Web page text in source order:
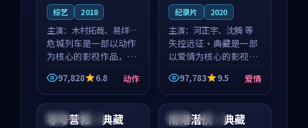
综艺 2018
主演： 木村拓哉、易烊千
玺 等
危城列车是一部以动作
为核心的影视作品，围
绕危机、反转与人物成
长展开，整体节奏紧
凑，值得推荐观看。
97,828 6.8 动作
纪录片 2020
主演： 河正宇、沈腾 等
失控远征·典藏是一部
以爱情为核心的影视作
品，围绕危机、反转与
人物成长展开，整体节
奏紧凑，值得推荐观
看。
97,783 9.5 爱情
法国 热播
零号营救·典藏 法国 杜比
南港潜伏·典藏